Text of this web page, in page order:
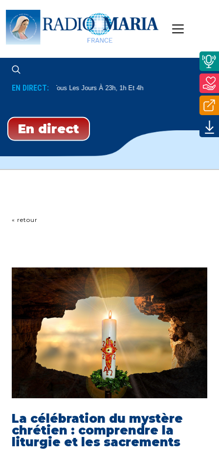
EN DIRECT: Tous Les Jours À 23h, 1h Et 4h
En direct
« retour
La célébration du mystère
chrétien : comprendre la
liturgie et les sacrements